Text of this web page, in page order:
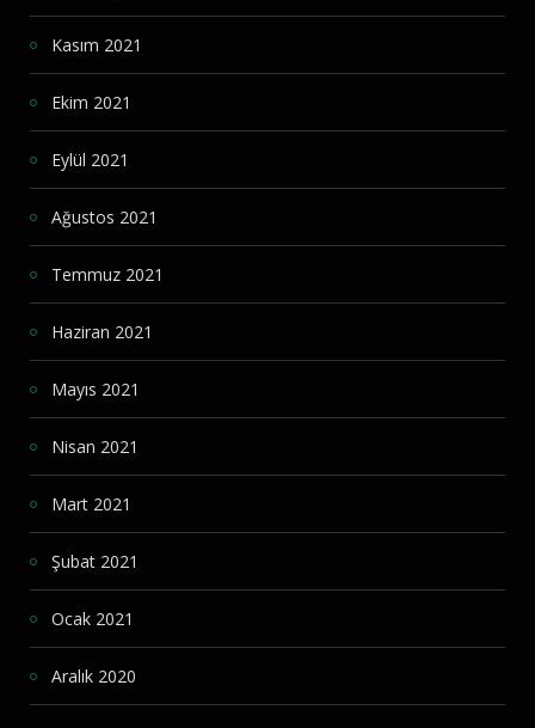
Kasım 2021
Ekim 2021
Eylül 2021
Ağustos 2021
Temmuz 2021
Haziran 2021
Mayıs 2021
Nisan 2021
Mart 2021
Şubat 2021
Ocak 2021
Aralık 2020